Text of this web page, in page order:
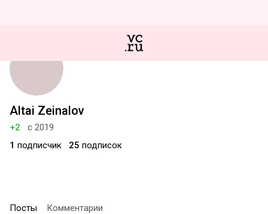
Altai Zeinalov
+2
с 2019
1 подписчик 25 подписок
Посты Комментарии